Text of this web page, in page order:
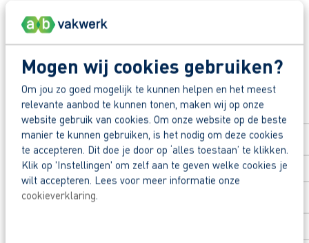
Mogen wij cookies gebruiken?
Om jou zo goed mogelijk te kunnen helpen en het meest
relevante aanbod te kunnen tonen, maken wij op onze
website gebruik van cookies. Om onze website op de beste
manier te kunnen gebruiken, is het nodig om deze cookies
te accepteren. Dit doe je door op ‘alles toestaan’ te klikken.
Klik op 'Instellingen' om zelf aan te geven welke cookies je
wilt accepteren. Lees voor meer informatie onze
cookieverklaring.
Waarom solliciteren via AB Vakwerk?
Snel naar een vast contract.
Beoordeeld door flexkrachten met een 9+.
Opleidingsvoucher van €1.000,00 voor een
Heb je eerst nog vragen? App, bel of mail dan
Deel deze vacature:
Solliciteer direct
Voornaam*
Achternaam*